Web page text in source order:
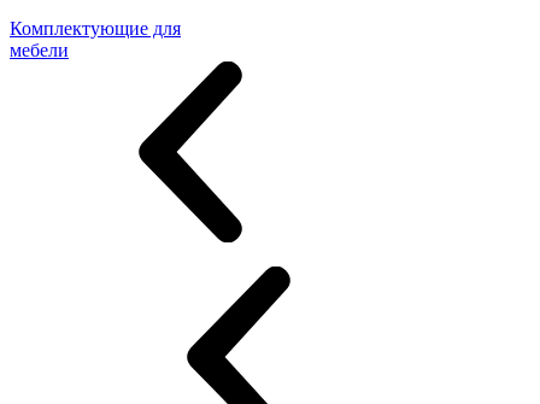
Комплектующие для
мебели